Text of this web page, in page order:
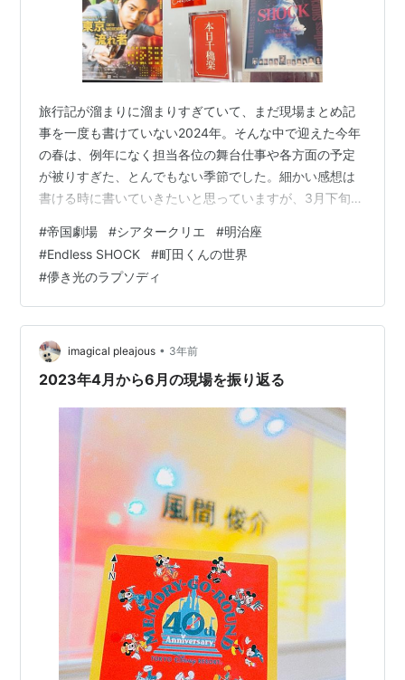
旅行記が溜まりに溜まりすぎていて、まだ現場まとめ記
事を一度も書けていない2024年。そんな中で迎えた今年
の春は、例年になく担当各位の舞台仕事や各方面の予定
が被りすぎた、とんでもない季節でした。細かい感想は
書ける時に書いていきたいと思っていますが、3月下旬か
分の時系列整理のために書き出してみたいと思います。
3月から5月の観劇記録 今後の予定
#帝国劇場 #シアタークリエ #明治座
#Endless SHOCK #町田くんの世界
#儚き光のラプソディ
imagical pleajous • 3年前
2023年4月から6月の現場を振り返る